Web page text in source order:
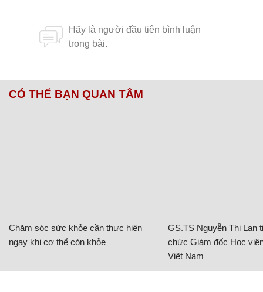
CÓ THỂ BẠN QUAN TÂM
Chăm sóc sức khỏe cần thực hiện
ngay khi cơ thể còn khỏe
GS.TS Nguyễn Thị Lan
chức Giám đốc Học
Việt Nam